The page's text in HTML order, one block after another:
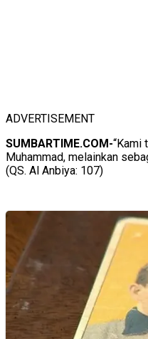
ADVERTISEMENT
SUMBARTIME.COM-“Kami
Muhammad, melainkan
(QS. Al Anbiya: 107)